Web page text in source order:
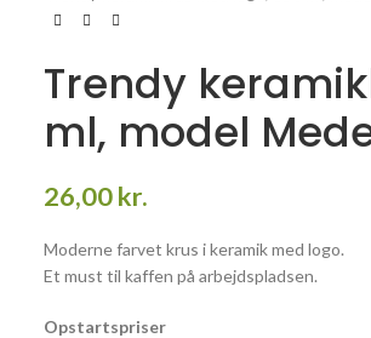
Trendy
ml, model
26,00kr.
Moderne farvet krus i keramik med logo.
Et must til kaffen på arbejdspladsen.
Opstartspriser